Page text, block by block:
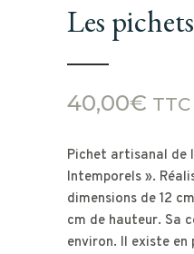
Les pichets
40,00€ TTC
Pichet artisanal de
Intemporels ».
dimensions de 12
cm de hauteur. Sa
environ. Il existe en